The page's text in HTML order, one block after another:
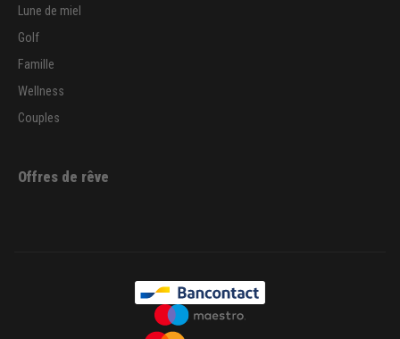
Lune de miel
Golf
Famille
Wellness
Couples
Offres de rêve